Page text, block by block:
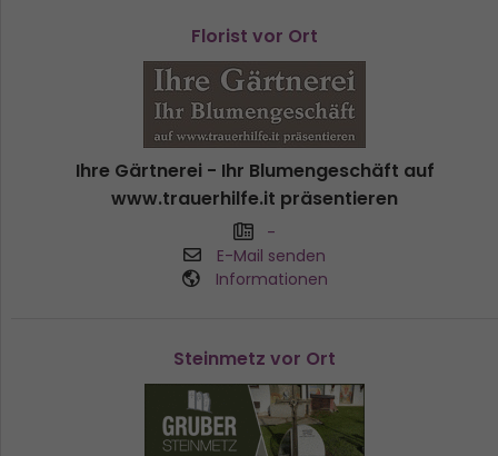
Florist vor Ort
Ihre Gärtnerei - Ihr Blumengeschäft auf
www.trauerhilfe.it präsentieren
-
E-Mail senden
Informationen
Steinmetz vor Ort